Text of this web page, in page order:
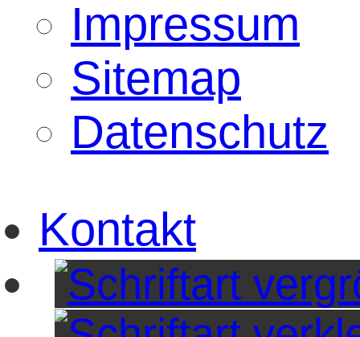
Impressum
Sitemap
Datenschutz
Kontakt